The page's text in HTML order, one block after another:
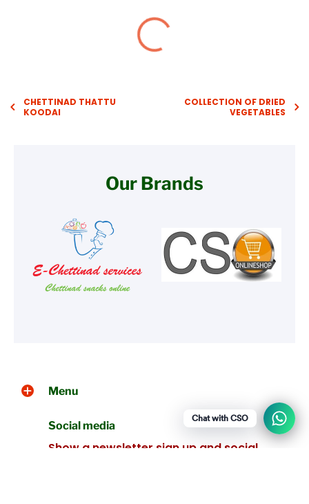
CHETTINAD THATTU
KOODAI
COLLECTION OF DRIED
VEGETABLES
Our Brands
Menu
Social media
Show a newsletter sign up and social
Chat with CSO